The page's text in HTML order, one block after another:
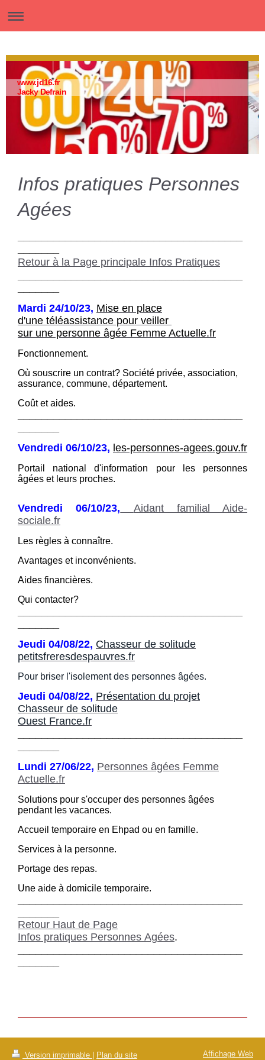
www.jd16.fr
Jacky Defrain
Infos pratiques Personnes
Agées
Retour à la Page principale Infos Pratiques
Mardi 24/10/23, Mise en place
d'une téléassistance pour veiller
sur une personne âgée Femme Actuelle.fr
Fonctionnement.
Où souscrire un contrat? Société privée, association,
assurance, commune, département.
Coût et aides.
Vendredi 06/10/23, les-personnes-agees.gouv.fr
Portail national d'information pour les personnes
âgées et leurs proches.
Vendredi 06/10/23,
Aidant familial Aide-
sociale.fr
Les règles à connaître.
Avantages et inconvénients.
Aides financières.
Qui contacter?
Jeudi 04/08/22, Chasseur de solitude
petitsfreresdespauvres.fr
Pour briser l'isolement des personnes âgées.
Jeudi 04/08/22, Présentation du projet
Chasseur de solitude
Ouest France.fr
Lundi 27/06/22, Personnes âgées Femme
Actuelle.fr
Solutions pour s'occuper des personnes âgées
pendant les vacances.
Accueil temporaire en Ehpad ou en famille.
Services à la personne.
Portage des repas.
Une aide à domicile temporaire.
Retour Haut de Page
Infos pratiques Personnes Agées.
Version imprimable Plan du site Affichage Web